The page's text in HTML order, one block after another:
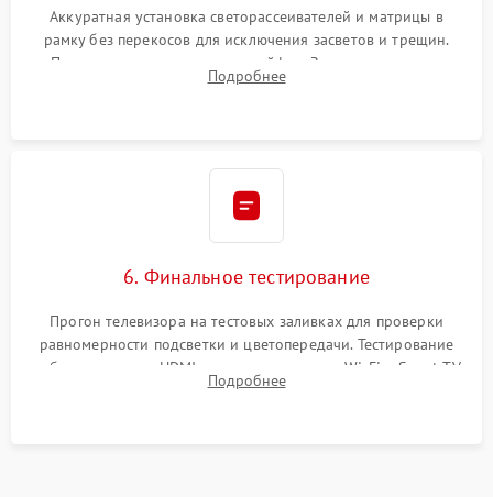
Аккуратная установка светорассеивателей и матрицы в
рамку без перекосов для исключения засветов и трещин.
Подключение внутренних шлейфов. Закрытие корпуса.
Сброс настроек и обновление программного обеспечения.
Подробнее
6. Финальное тестирование
Прогон телевизора на тестовых заливках для проверки
равномерности подсветки и цветопередачи. Тестирование
работы разъемов HDMI, динамиков, модуля Wi-Fi и Smart TV
в рабочем режиме в течение нескольких часов.
Подробнее